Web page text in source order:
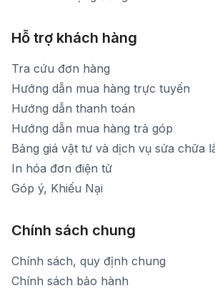
Hỗ trợ khách hàng
Tra cứu đơn hàng
Hướng dẫn mua hàng trực tuyến
Hướng dẫn thanh toán
Hướng dẫn mua hàng trả góp
Bảng giá vật tư và dịch vụ sửa chữa
In hóa đơn điện tử
Góp ý, Khiếu Nại
Chính sách chung
Chính sách, quy định chung
Chính sách bảo hành